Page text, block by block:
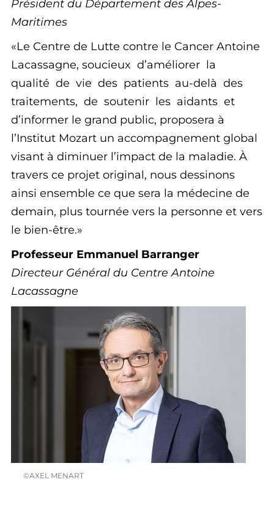
Président du Département des Alpes-
Maritimes
Le Centre de Lutte contre le Cancer Antoine
Lacassagne, soucieux d’améliorer la
qualité de vie des patients au-delà des
traitements, de soutenir les aidants et
d’informer le grand public, proposera à
l’Institut Mozart un accompagnement global
visant à diminuer l’impact de la maladie. À
travers ce projet original, nous dessinons
ainsi ensemble ce que sera la médecine de
demain, plus tournée vers la personne et vers
le bien-être.
Professeur Emmanuel Barranger
Directeur Général du Centre Antoine
Lacassagne
©AXEL MENART